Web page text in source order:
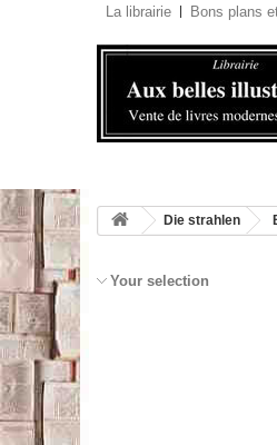
La librairie Bons plans
Die strahlen
Your selection